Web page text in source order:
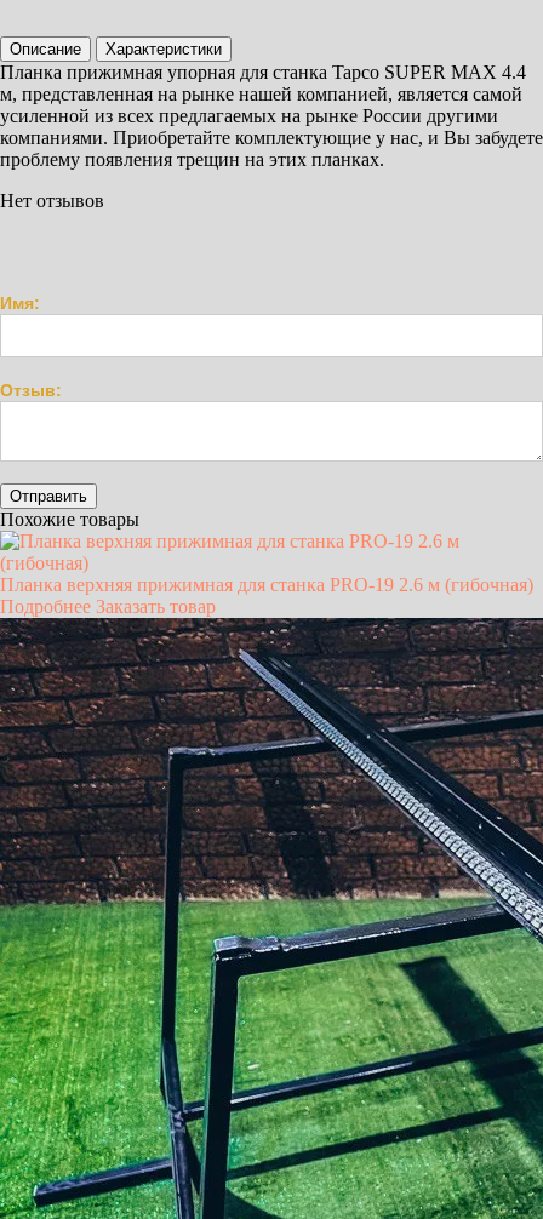
Описание Характеристики
Планка прижимная упорная для станка Tapco SUPER MAX 4.4
м, представленная на рынке нашей компанией, является самой
усиленной из всех предлагаемых на рынке России другими
компаниями. Приобретайте комплектующие у нас, и Вы забудете
проблему появления трещин на этих планках.
Нет отзывов
Имя:
Отзыв:
Похожие товары
Планка верхняя прижимная для станка PRO-19 2.6 м (гибочная)
Подробнее Заказать товар